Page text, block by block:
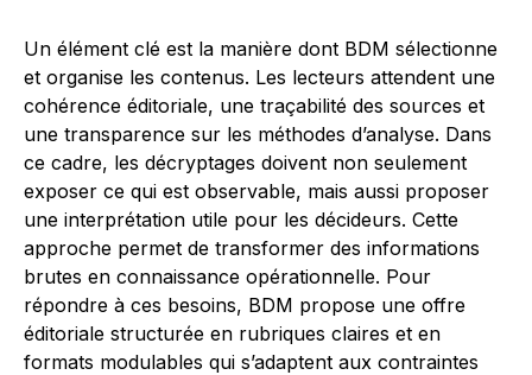
Un élément clé est la manière dont BDM sélectionne
et organise les contenus. Les lecteurs attendent une
cohérence éditoriale, une traçabilité des sources et
une transparence sur les méthodes d’analyse. Dans
ce cadre, les décryptages doivent non seulement
exposer ce qui est observable, mais aussi proposer
une interprétation utile pour les décideurs. Cette
approche permet de transformer des informations
brutes en connaissance opérationnelle. Pour
répondre à ces besoins, BDM propose une offre
éditoriale structurée en rubriques claires et en
formats modulables qui s’adaptent aux contraintes